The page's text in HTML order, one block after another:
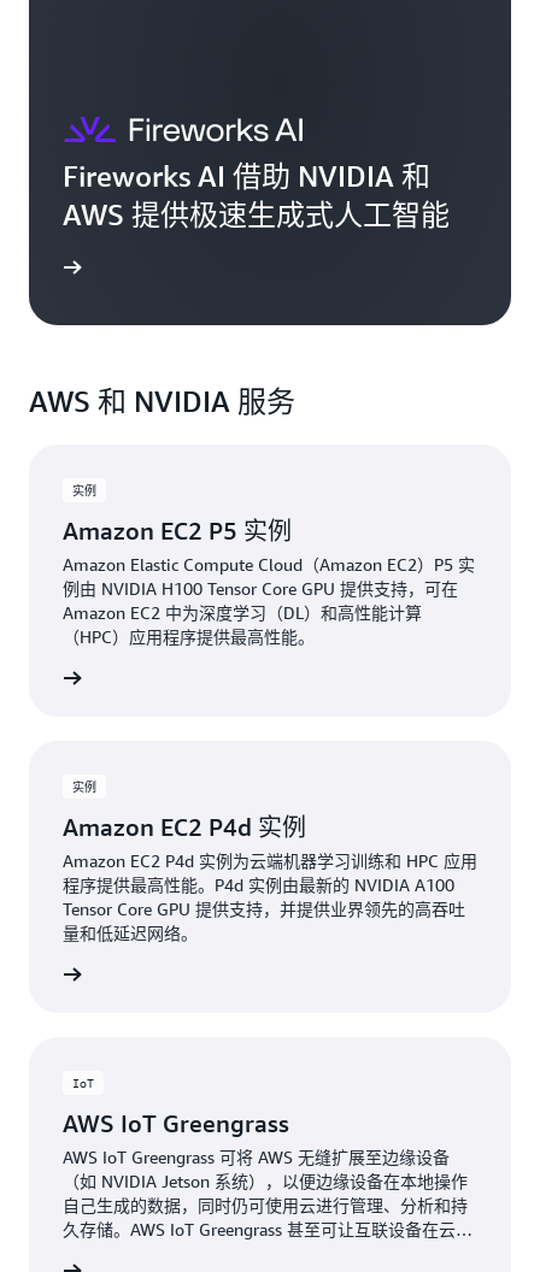
Fireworks AI 借助 NVIDIA 和
AWS 提供极速生成式人工智能
AWS 和 NVIDIA 服务
实例
Amazon EC2 P5 实例
Amazon Elastic Compute Cloud（Amazon EC2）P5 实
例由 NVIDIA H100 Tensor Core GPU 提供支持，可在
Amazon EC2 中为深度学习（DL）和高性能计算
（HPC）应用程序提供最高性能。
实例
Amazon EC2 P4d 实例
Amazon EC2 P4d 实例为云端机器学习训练和 HPC 应用
程序提供最高性能。P4d 实例由最新的 NVIDIA A100
Tensor Core GPU 提供支持，并提供业界领先的高吞吐
量和低延迟网络。
IoT
AWS IoT Greengrass
AWS IoT Greengrass 可将 AWS 无缝扩展至边缘设备
（如 NVIDIA Jetson 系统），以便边缘设备在本地操作
自己生成的数据，同时仍可使用云进行管理、分析和持
久存储。AWS IoT Greengrass 甚至可让互联设备在云连